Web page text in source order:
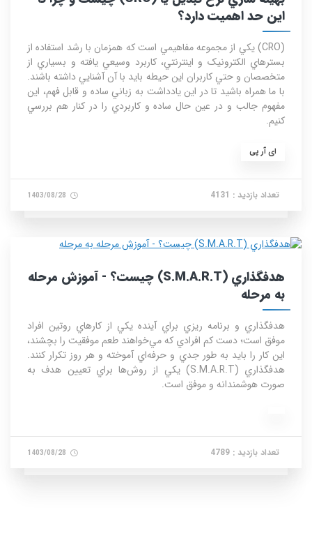
اين حد اهميت دارد؟
(CRO) يکي از مجموعه مفاهيمي است که همزمان با رشد استفاده از
بسترهاي الکترونيک و اينترنتي، کاربرد وسيعي يافته و بسياري از
متخصصان و حتي کاربران اين حيطه بايد با آن آشنايي داشته باشند.
با ما همراه باشيد تا در اين يادداشت به زباني ساده و قابل فهم، اين
مفهوم جالب و در عين حال ساده و کاربردي را در کنار هم بررسي
کنيم.
ای آر پی
تعداد بازدید : 4131
هدفگذاري (S.M.A.R.T) چيست؟ - آموزش مرحله
به مرحله
هدفگذاري و برنامه ريزي براي آينده يکي از کارهاي روتين افراد
موفق است؛ دست کم افرادي که مي‌خواهند طعم موفقيت را بچشند،
اين کار را بايد به طور جدي و حرفه‌اي آموخته و هر روز تکرار کنند.
هدفگذاري (S.M.A.R.T) يکي از روش‌ها براي تعيين هدف به
صورت هوشمندانه و موفق است.
تعداد بازدید : 4789